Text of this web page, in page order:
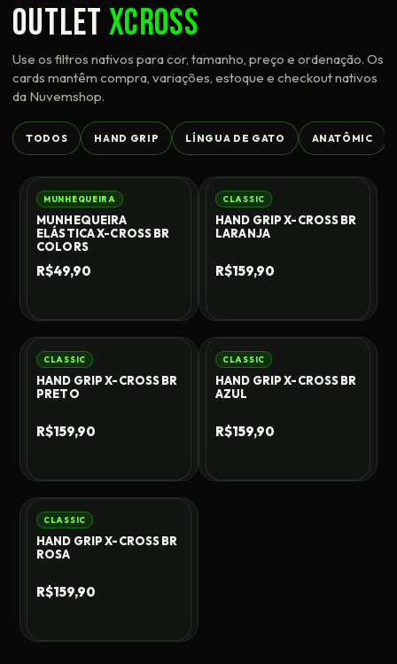
OUTLETXCROSS
Use os filtros nativos para cor, tamanho, preço e ordenação. Os
cards mantêm compra, variações, estoque e checkout nativos
da Nuvemshop.
TODOS HAND GRIP LÍNGUA DE GATO ANATÔMIC
MUNHEQUEIRA
MUNHEQUEIRA
ELÁSTICA X-CROSS BR
COLORS
R$49,90
CLASSIC
HAND GRIP X-CROSS BR
LARANJA
R$159,90
CLASSIC
HAND GRIP X-CROSS BR
PRETO
R$159,90
CLASSIC
HAND GRIP X-CROSS BR
AZUL
R$159,90
CLASSIC
HAND GRIP X-CROSS BR
ROSA
R$159,90